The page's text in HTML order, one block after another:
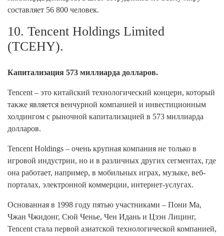
составляет 56 800 человек.
10. Tencent Holdings Limited
(TCEHY).
Капитализация 573 миллиарда долларов.
Tencent – это китайский технологический концерн, который
также является венчурной компанией и инвестиционным
холдингом с рыночной капитализацией в 573 миллиарда
долларов.
Tencent Holdings – очень крупная компания не только в
игровой индустрии, но и в различных других сегментах, где
она работает, например, в мобильных играх, музыке, веб-
порталах, электронной коммерции, интернет-услугах.
Основанная в 1998 году пятью участниками – Пони Ма,
Чжан Чжидонг, Сюй Ченье, Чен Идань и Цзэн Лицинг,
Tencent стала первой азиатской технологической компанией,